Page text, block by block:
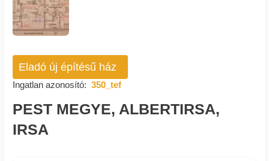
Eladó új építésű ház
Ingatlan azonosító: 350_tef
PEST MEGYE, ALBERTIRSA,
IRSA